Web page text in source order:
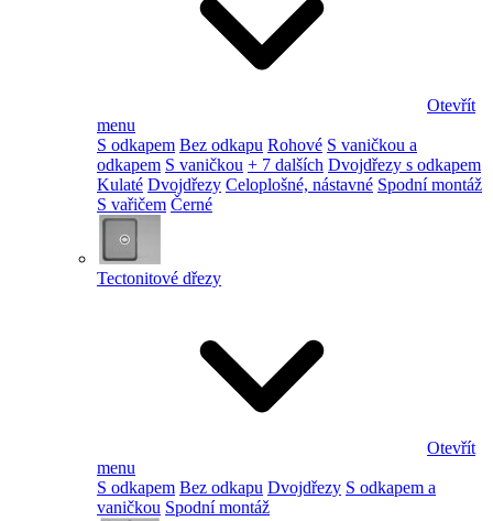
Otevřít
menu
S odkapem Bez odkapu Rohové S vaničkou a
odkapem S vaničkou + 7 dalších Dvojdřezy s odkapem
Kulaté Dvojdřezy Celoplošné, nástavné Spodní montáž
S vařičem Černé
Tectonitové dřezy
Otevřít
menu
S odkapem Bez odkapu Dvojdřezy S odkapem a
vaničkou Spodní montáž